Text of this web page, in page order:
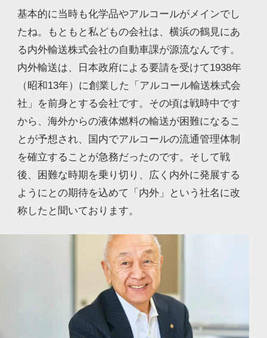
基本的に当時も化学品やアルコールがメインでし
たね。もともと私どもの会社は、横浜の鶴見にあ
る内外輸送株式会社の自動車課が源流なんです。
内外輸送は、日本政府による要請を受けて1938年
（昭和13年）に創業した「アルコール輸送株式会
社」を前身とする会社です。その頃は戦時中です
から、海外からの液体燃料の輸送が困難になるこ
とが予想され、国内でアルコールの流通管理体制
を確立することが急務だったのです。そして戦
後、困難な時期を乗り切り、広く内外に発展する
ようにとの期待を込めて「内外」という社名に改
称したと聞いております。